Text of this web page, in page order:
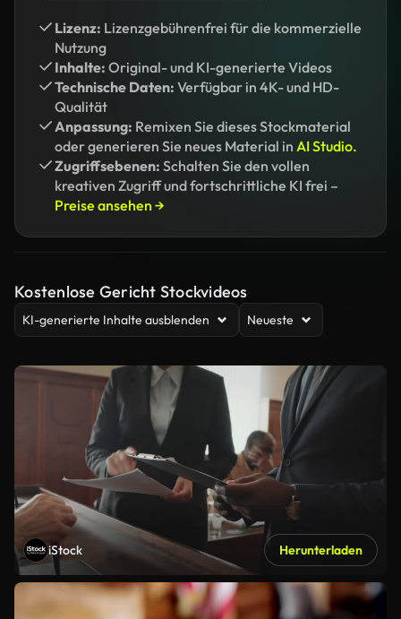
Lizenz: Lizenzgebührenfrei für die kommerzielle
Nutzung
Inhalte: Original- und KI-generierte Videos
Technische Daten: Verfügbar in 4K- und HD-
Qualität
Anpassung: Remixen Sie dieses Stockmaterial
oder generieren Sie neues Material in AI Studio.
Zugriffsebenen: Schalten Sie den vollen
kreativen Zugriff und fortschrittliche KI frei –
Preise ansehen →
Kostenlose Gericht Stockvideos
KI-generierte Inhalte ausblenden Neueste
iStock Herunterladen